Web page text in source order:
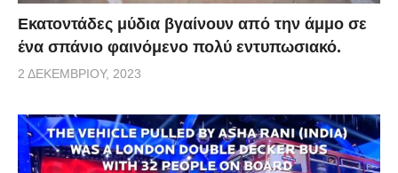
Εκατοντάδες μύδια βγαίνουν από την άμμο σε
ένα σπάνιο φαινόμενο πολύ εντυπωσιακό.
2 ΔΕΚΕΜΒΡΊΟΥ, 2023